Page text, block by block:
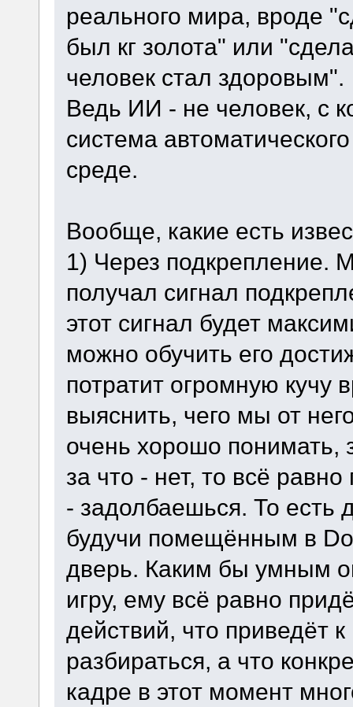
реального мира, вроде
был кг золота" или
человек стал здоровым".
Ведь ИИ - не человек, с
система
среде.
Вообще, какие есть
1) Через
получал сигнал
этот сигнал будет
можно обучить его
потратит огромную кучу
выяснить, чего мы от
очень хорошо понимать,
за что - нет, то всё
- задолбаешься. То
будучи помещённым в
дверь. Каким бы умным
игру, ему всё равно
действий, что приведёт
разбираться, а что
кадре в этот момент